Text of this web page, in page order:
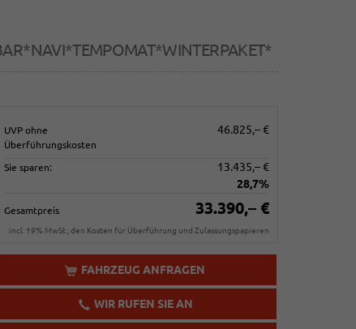
UVP ohne
Überführungskosten
46.825,– €
Sie sparen:
13.435,– €
28,7%
Gesamtpreis 33.390,– €
incl. 19% MwSt., den Kosten für Überführung und Zulassungspapieren
FAHRZEUG ANFRAGEN
WIR RUFEN SIE AN